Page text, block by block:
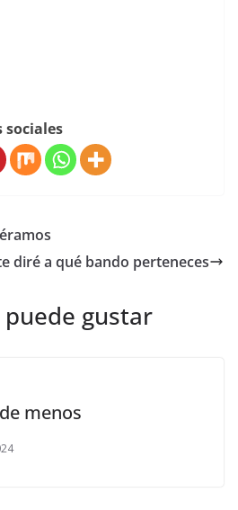
sociales
diré a qué bando perteneces
gustar
menos